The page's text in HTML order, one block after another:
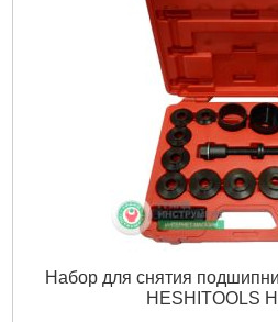
Набор для снятия
HESHITOOLS